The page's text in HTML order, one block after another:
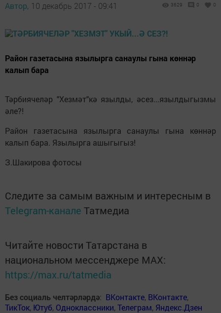
Автор, 10 декабрь 2017 - 09:41 3629 0 0
Район газетасына язылырга санаулы гына көннәр
калып бара
Тәрбиячеләр "Хезмәт"кә язылды, әсез...язылдыгызмы
әле?!
Район газетасына язылырга санаулы гына көннәр
калып бара. Язылырга ашыгыгыз!
З.Шакирова фотосы
Следите за самым важным и интересным в
Telegram-канале Татмедиа
Читайте новости Татарстана в
национальном мессенджере MАХ:
https://max.ru/tatmedia
Без социаль челтәрләрдә: ВКонтакте, ВКонтакте,
ТикТок, Ютуб, Одноклассники,Телеграм, Яндекс.Дзен